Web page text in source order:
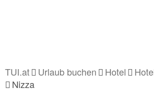
TUI.at Urlaub buchen Hotel
Nizza